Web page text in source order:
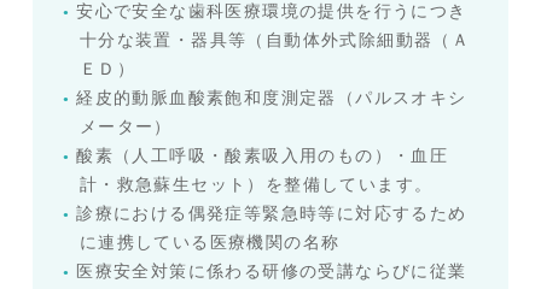
安心で安全な歯科医療環境の提供を行うにつき
十分な装置・器具等（自動体外式除細動器（Ａ
ＥＤ）
経皮的動脈血酸素飽和度測定器（パルスオキシ
メーター）
酸素（人工呼吸・酸素吸入用のもの）・血圧
計・救急蘇生セット）を整備しています。
診療における偶発症等緊急時等に対応するため
に連携している医療機関の名称
医療安全対策に係わる研修の受講ならびに従業